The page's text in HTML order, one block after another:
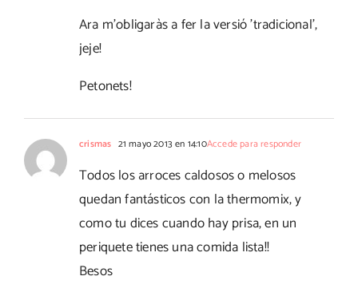
Ara m'obligaràs a fer la versió 'tradicional',
jeje!
Petonets!
crismas 21 mayo 2013 en 14:10Accede para responder
Todos los arroces caldosos o melosos
quedan fantásticos con la thermomix, y
como tu dices cuando hay prisa, en un
periquete tienes una comida lista!!
Besos